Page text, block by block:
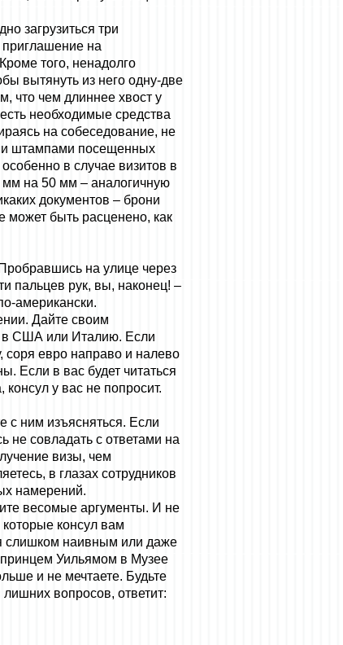
загрузиться три
приглашение на
того, ненадолго
вытянуть из него одну-две
что чем длиннее хвост у
необходимые средства
на собеседование, не
и штампами посещенных
в случае визитов в
мм на 50 мм – аналогичную
документов – брони
может быть расценено, как
на улице через
пальцев рук, вы, наконец! –
американски.
Дайте своим
в США или Италию. Если
соря евро направо и налево
Если в вас будет читаться
у вас не попросит.
с ним изъясняться. Если
не совладать с ответами на
визы, чем
в глазах сотрудников
намерений.
весомые аргументы. И не
консул вам
слишком наивным или даже
Уильямом в Музее
и не мечтаете. Будьте
вопросов, ответит: